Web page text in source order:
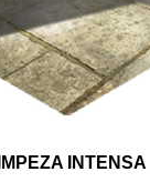
INTENSA